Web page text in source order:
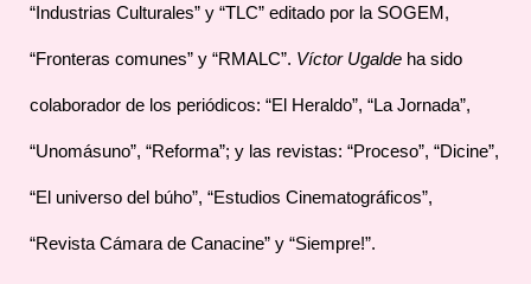
“Industrias Culturales” y “TLC” editado por la SOGEM,
“Fronteras comunes” y “RMALC”. Víctor Ugalde ha sido
colaborador de los periódicos: “El Heraldo”, “La Jornada”,
“Unomásuno”, “Reforma”; y las revistas: “Proceso”, “Dicine”,
“El universo del búho”, “Estudios Cinematográficos”,
“Revista Cámara de Canacine” y “Siempre!”.